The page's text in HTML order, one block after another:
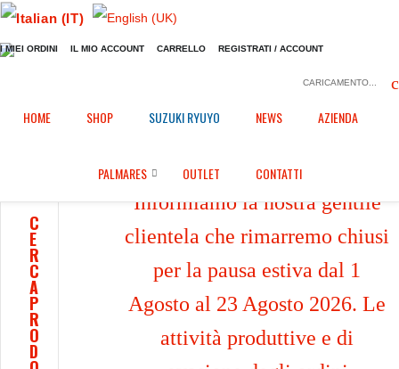
I MIEI ORDINI IL MIO ACCOUNT CARRELLO REGISTRATI / ACCOUNT
CARICAMENTO...
HOME SHOP SUZUKI RYUYO NEWS AZIENDA
PALMARES OUTLET CONTATTI
Home / Shop
Informiamo la nostra gentile
clientela che rimarremo chiusi
per la pausa estiva dal 1
Agosto al 23 Agosto 2026. Le
attività produttive e di
C
E
R
C
A
P
R
O
D